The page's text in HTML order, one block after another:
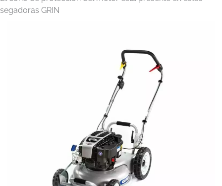
segadoras GRIN